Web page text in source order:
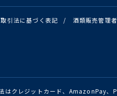
引法に基づく表記 / 酒類販売管理
はクレジットカード、AmazonPay、